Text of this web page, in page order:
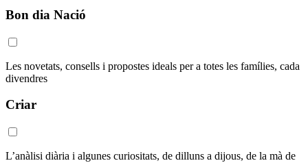
Bon dia Nació
Les novetats, consells i propostes ideals per a totes les famílies, cada
divendres
Criar
L’anàlisi diària i algunes curiositats, de dilluns a dijous, de la mà de